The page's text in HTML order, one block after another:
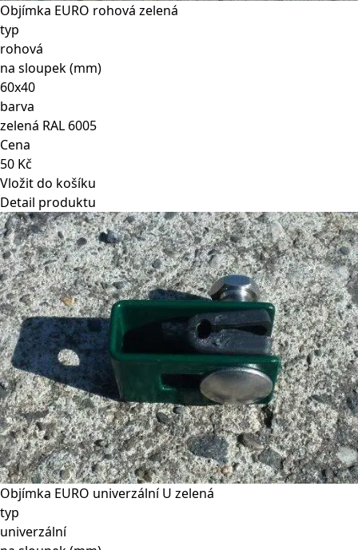
Objímka EURO rohová zelená
typ
rohová
na sloupek (mm)
60x40
barva
zelená RAL 6005
Cena
50 Kč
Vložit do košíku
Detail produktu
Objímka EURO univerzální U zelená
typ
univerzální